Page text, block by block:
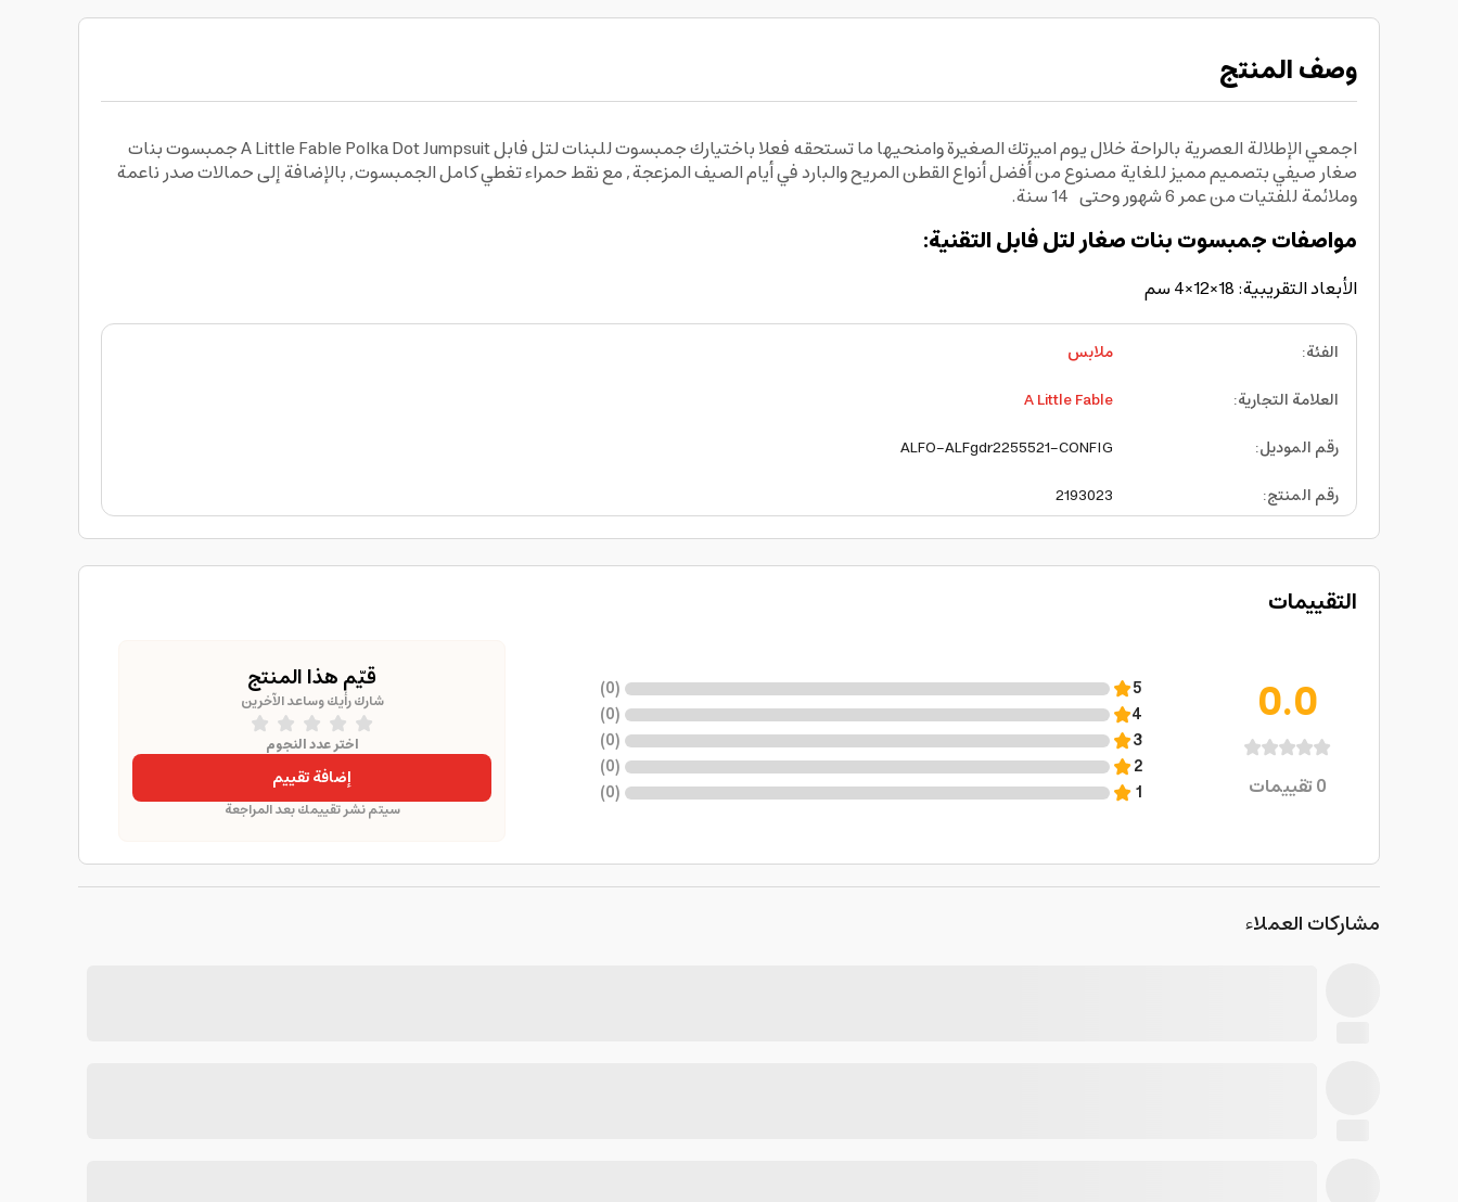
وصف المنتج
اجمعي الإطلالة العصرية بالراحة خلال يوم اميرتك الصغيرة وامنحيها ما تستحقه فعلا باختيارك جمبسوت للبنات لتل فابل A Little Fable Polka Dot Jumpsuit جمبسوت بنات
صغار صيفي بتصميم مميز للغاية مصنوع من أفضل أنواع القطن المريح والبارد في أيام الصيف المزعجة, مع نقط حمراء تغطي كامل الجمبسوت, بالإضافة إلى حمالات صدر ناعمة
وملائمة للفتيات من عمر 6 شهور وحتى 14 سنة.
مواصفات جمبسوت بنات صغار لتل فابل التقنية:
الأبعاد التقريبية: 18×12×4 سم
الفئة:
ملابس
العلامة التجارية:
A Little Fable
رقم الموديل:
ALFO-ALFgdr2255521-CONFIG
رقم المنتج:
2193023
التقييمات
0.0
0تقييمات
5
(
0
)
4
(
0
)
3
(
0
)
2
(
0
)
1
(
0
)
قيّم هذا المنتج
شارك رأيك وساعد الآخرين
اختر عدد النجوم
إضافة تقييم
سيتم نشر تقييمك بعد المراجعة
مشاركات العملاء